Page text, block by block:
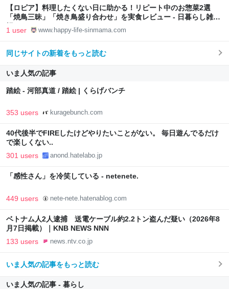
【ロピア】料理したくない日に助かる！リピート中のお惣菜2選
「焼鳥三昧」「焼き鳥盛り合わせ」を実食レビュー - 日暮らし雑記
帳
1 user www.happy-life-sinmama.com
同じサイトの新着をもっと読む
いま人気の記事
踏絵 - 河部真道 / 踏絵 | くらげバンチ
353 users kuragebunch.com
40代後半でFIREしたけどやりたいことがない。 毎日遊んでるだけ
で楽しくない..
301 users anond.hatelabo.jp
「感性さん」を冷笑している - netenete.
449 users nete-nete.hatenablog.com
ベトナム人2人逮捕 送電ケーブル約2.2トン盗んだ疑い（2026年8
月7日掲載）｜KNB NEWS NNN
133 users news.ntv.co.jp
いま人気の記事をもっと読む
いま人気の記事 - 暮らし